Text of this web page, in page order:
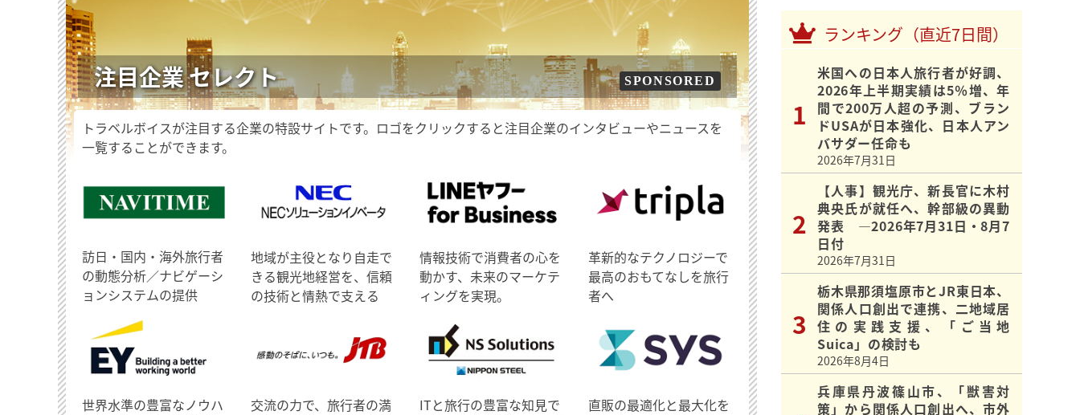
注目企業 セレクト SPONSORED
トラベルボイスが注目する企業の特設サイトです。ロゴをクリックすると注目企業のインタビューやニュースを
一覧することができます。
訪日・国内・海外旅行者
の動態分析／ナビゲーシ
ョンシステムの提供
地域が主役となり自走で
きる観光地経営を、信頼
の技術と情熱で支える
情報技術で消費者の心を
動かす、未来のマーケテ
ィングを実現。
革新的なテクノロジーで
最高のおもてなしを旅行
者へ
世界水準の豊富なノウハ
交流の力で、旅行者の満
ITと旅行の豊富な知見で
直販の最適化と最大化を
ランキング（直近7日間）
米国への日本人旅行者が好調、
2026年上半期実績は5％増、年
間で200万人超の予測、ブラン
ドUSAが日本強化、日本人アン
バサダー任命も
2026年7月31日
【人事】観光庁、新長官に木村
典央氏が就任へ、幹部級の異動
発表 ―2026年7月31日・8月7
日付
2026年7月31日
栃木県那須塩原市とJR東日本、
関係人口創出で連携、二地域居
住の実践支援、「ご当地
Suica」の検討も
2026年8月4日
兵庫県丹波篠山市、「獣害対
策」から関係人口創出へ、市外